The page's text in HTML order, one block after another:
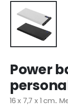
Power
16 x 7,7 x 1 cm..